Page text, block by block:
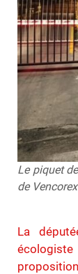
Le piquet
de
La